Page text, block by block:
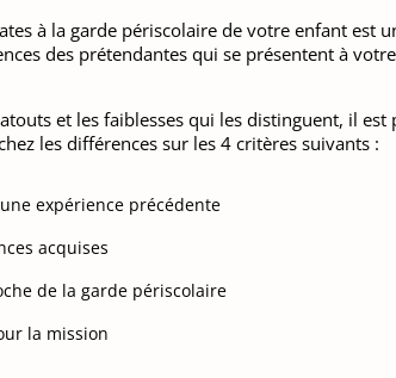
à la garde périscolaire de votre enfant
des prétendantes qui se présentent à
et les faiblesses qui les distinguent, il
les différences sur les 4 critères suivants :
expérience précédente
acquises
de la garde périscolaire
la mission